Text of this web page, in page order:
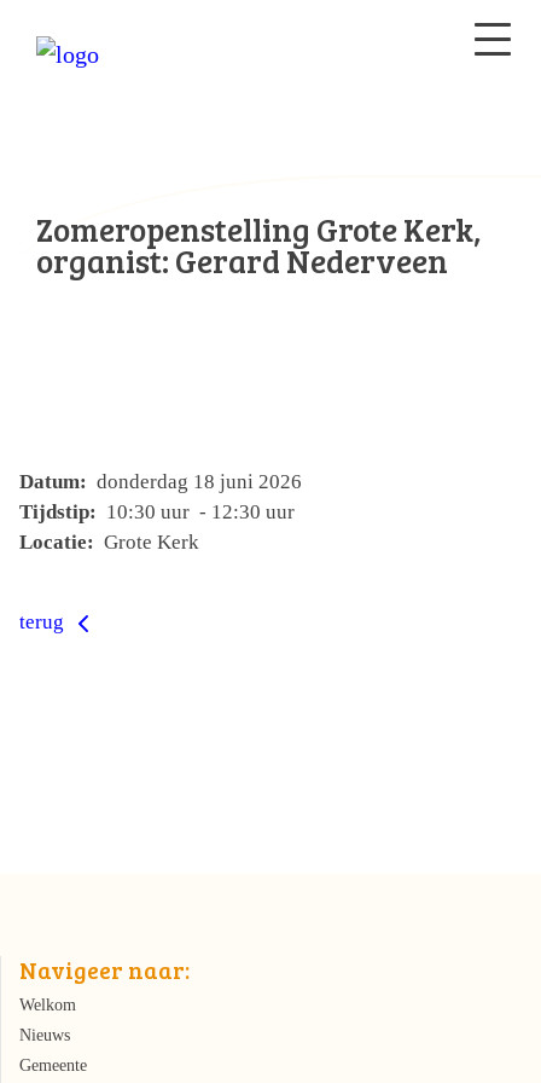
Zomeropenstelling Grote Kerk,
organist: Gerard Nederveen
Datum: donderdag 18 juni 2026
Tijdstip: 10:30 uur - 12:30 uur
Locatie: Grote Kerk
terug
Navigeer naar:
Welkom
Nieuws
Gemeente